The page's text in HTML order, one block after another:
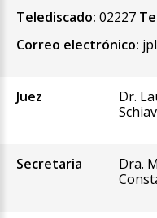
Telediscado: 02227
Correo electrónico:
Juez
Dr.
Secretaria
Dra.